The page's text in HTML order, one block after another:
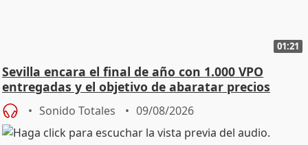
01:21
Sevilla encara el final de año con 1.000 VPO
entregadas y el objetivo de abaratar precios
Sonido Totales 09/08/2026